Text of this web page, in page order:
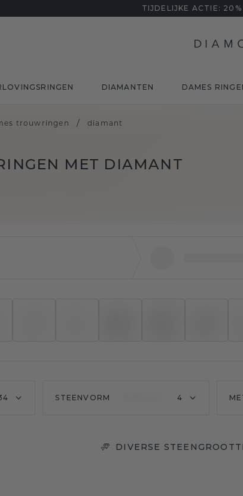
TIJDELIJKE ACTIE:
DIAMANTEN DAMES
trouwringen / diamant
MET DIAMANT
STEENVORM 4
DIVERSE